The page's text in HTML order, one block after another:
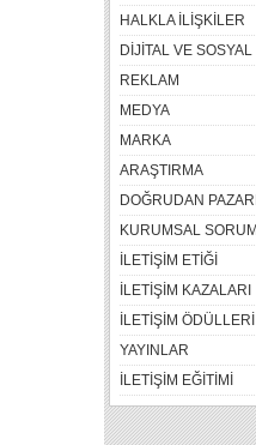
HALKLA İLİŞKİLER
DİJİTAL VE
REKLAM
MEDYA
MARKA
ARAŞTIRMA
DOĞRUDAN
KURUMSAL
İLETİŞİM ETİĞİ
İLETİŞİM KAZALARI
İLETİŞİM ÖDÜLLERİ
YAYINLAR
İLETİŞİM EĞİTİMİ